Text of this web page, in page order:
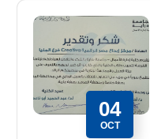
مصر الرقمية
“كريتيفا” المنيا
04
OCT